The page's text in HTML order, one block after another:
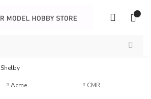
Shelby
Acme CMR